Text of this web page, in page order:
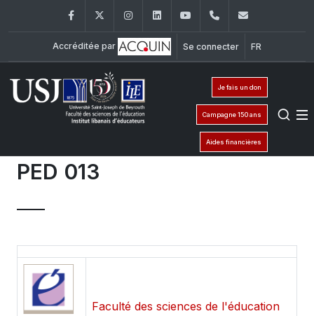
FacebookTwitter InstagramLinkedInYouTube+961 (1) 421 548
Accréditée par Se connecter FR
Je fais un don
Campagne 150 ans
Aides financières
PED 013
Faculté des sciences de l'éducation